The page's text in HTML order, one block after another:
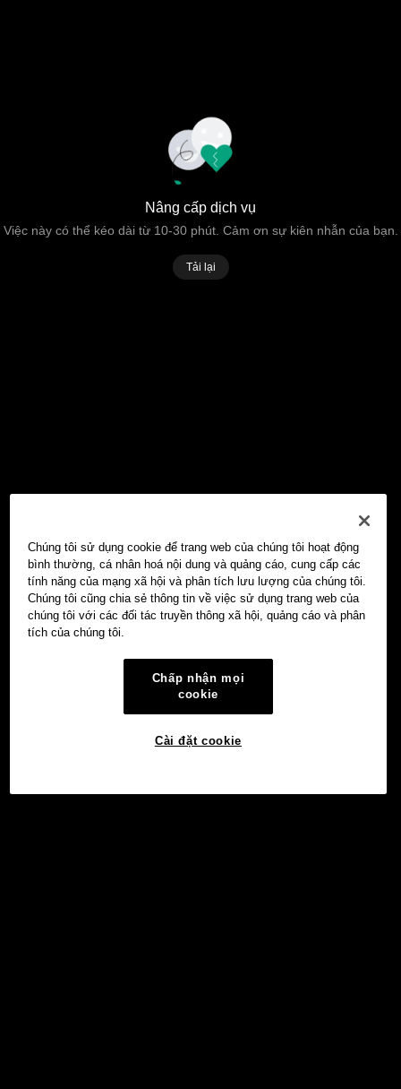
Nâng cấp dịch vụ
Việc này có thể kéo dài từ 10-30 phút. Cảm ơn sự kiên nhẫn của bạn.
Tải lại
Chúng tôi sử dụng cookie để trang web của chúng tôi hoạt động
bình thường, cá nhân hoá nội dung và quảng cáo, cung cấp các
tính năng của mạng xã hội và phân tích lưu lượng của chúng tôi.
Chúng tôi cũng chia sẻ thông tin về việc sử dụng trang web của
chúng tôi với các đối tác truyền thông xã hội, quảng cáo và phân
tích của chúng tôi.
Chấp nhận mọi
cookie
Cài đặt cookie